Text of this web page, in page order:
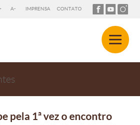
A- IMPRENSA CONTATO
pela 1ª vez o encontro